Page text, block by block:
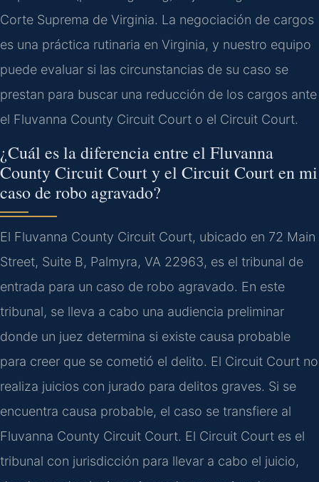
Corte Suprema de Virginia. La negociación de cargos
es una práctica rutinaria en Virginia, y nuestro equipo
puede evaluar si las circunstancias de su caso se
prestan para buscar una reducción de los cargos ante
el Fluvanna County Circuit Court o el Circuit Court.
¿Cuál es la diferencia entre el Fluvanna
County Circuit Court y el Circuit Court en mi
caso de robo agravado?
El Fluvanna County Circuit Court, ubicado en 72 Main
Street, Suite B, Palmyra, VA 22963, es el tribunal de
entrada para un caso de robo agravado. En este
tribunal, se lleva a cabo una audiencia preliminar
donde un juez determina si existe causa probable
para creer que se cometió el delito. El Circuit Court no
realiza juicios con jurado para delitos graves. Si se
encuentra causa probable, el caso se transfiere al
Fluvanna County Circuit Court. El Circuit Court es el
tribunal con jurisdicción para llevar a cabo el juicio,